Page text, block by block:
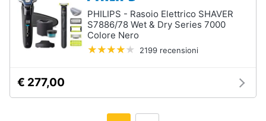
PHILIPS - Rasoio Elettrico SHAVER
S7886/78 Wet & Dry Series 7000
Colore Nero
2199 recensioni
€ 277,00